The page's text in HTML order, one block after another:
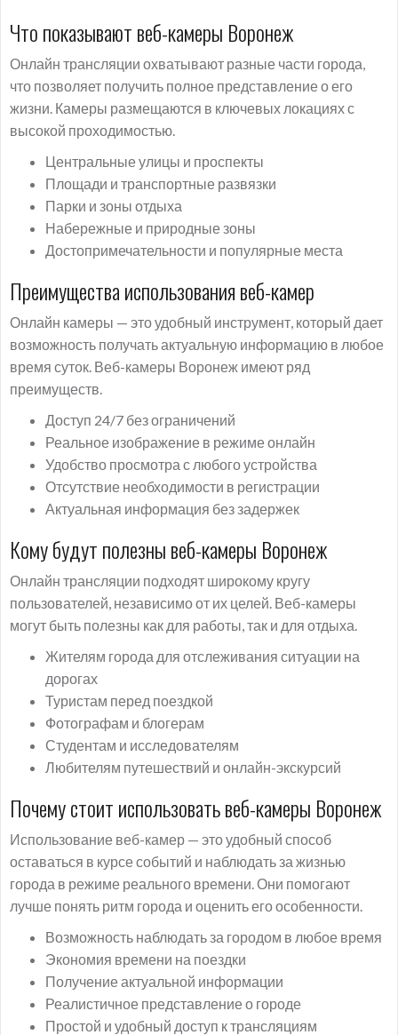
Что показывают веб-камеры Воронеж
Онлайн трансляции охватывают разные части города,
что позволяет получить полное представление о его
жизни. Камеры размещаются в ключевых локациях с
высокой проходимостью.
Центральные улицы и проспекты
Площади и транспортные развязки
Парки и зоны отдыха
Набережные и природные зоны
Достопримечательности и популярные места
Преимущества использования веб-камер
Онлайн камеры — это удобный инструмент, который дает
возможность получать актуальную информацию в любое
время суток. Веб-камеры Воронеж имеют ряд
преимуществ.
Доступ 24/7 без ограничений
Реальное изображение в режиме онлайн
Удобство просмотра с любого устройства
Отсутствие необходимости в регистрации
Актуальная информация без задержек
Кому будут полезны веб-камеры Воронеж
Онлайн трансляции подходят широкому кругу
пользователей, независимо от их целей. Веб-камеры
могут быть полезны как для работы, так и для отдыха.
Жителям города для отслеживания ситуации на
дорогах
Туристам перед поездкой
Фотографам и блогерам
Студентам и исследователям
Любителям путешествий и онлайн-экскурсий
Почему стоит использовать веб-камеры Воронеж
Использование веб-камер — это удобный способ
оставаться в курсе событий и наблюдать за жизнью
города в режиме реального времени. Они помогают
лучше понять ритм города и оценить его особенности.
Возможность наблюдать за городом в любое время
Экономия времени на поездки
Получение актуальной информации
Реалистичное представление о городе
Простой и удобный доступ к трансляциям